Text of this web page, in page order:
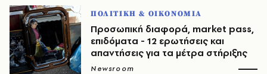
ΠΟΛΙΤΙΚΗ & ΟΙΚΟΝΟΜΙΑ
Προσωπική διαφορά, market pass,
επιδόματα - 12 ερωτήσεις και
απαντήσεις για τα μέτρα στήριξης
Newsroom